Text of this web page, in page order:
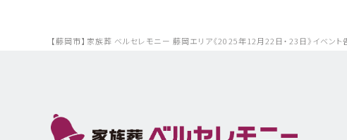
【藤岡市】家族葬 ベルセレモニー 藤岡エリア《2025年12月22日・23日》イベン